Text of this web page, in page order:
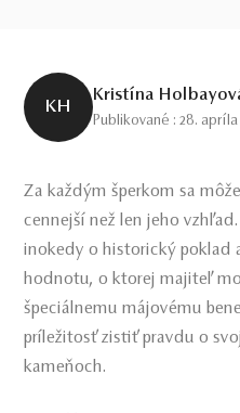
KH
Kristína
Publikované : 28. apríla
Za každým šperkom sa
cennejší než len jeho
inokedy o historický poklad
hodnotu, o ktorej majiteľ
špeciálnemu májovému
príležitosť zistiť pravdu o
kameňoch.